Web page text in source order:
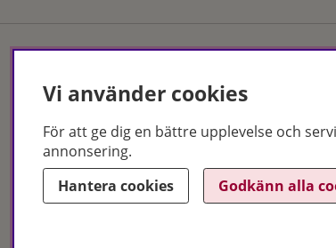
produkter
Jönköping
Copyright ©
Vi använder cookies
För att ge dig en bättre upplevelse och
annonsering.
Hantera cookies
Godkänn alla